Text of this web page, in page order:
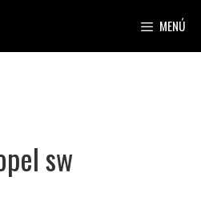
MENÚ
sw